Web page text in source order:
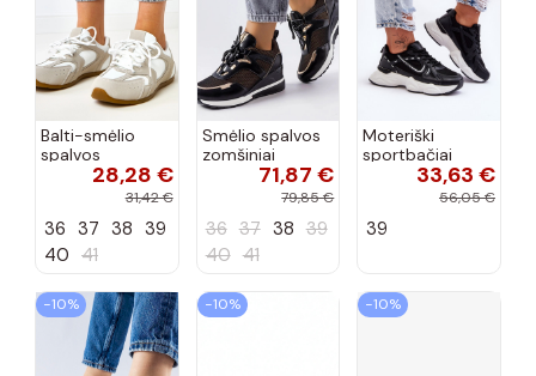
Balti-smėlio
spalvos
sportiniai
Casey
28,28 €
31,42 €
36 37 38 39
40 41
Smėlio spalvos
zomšiniai
sportiniai
bateliai, „Karino"
71,87 €
79,85 €
36 37 38 39
40 41
Moteriški
sportbačiai
juodos spalvos
33,63 €
56,05 €
39
−10% −10% −10%